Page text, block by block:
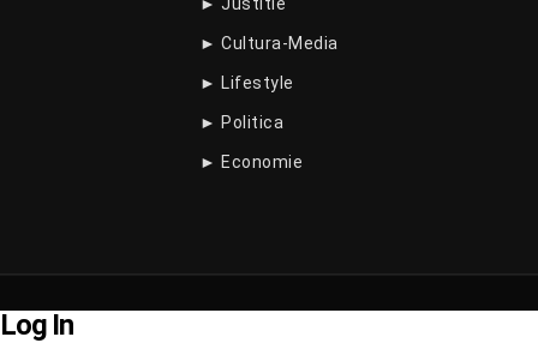
► Cultura-Media
► Lifestyle
► Politica
► Economie
Log In